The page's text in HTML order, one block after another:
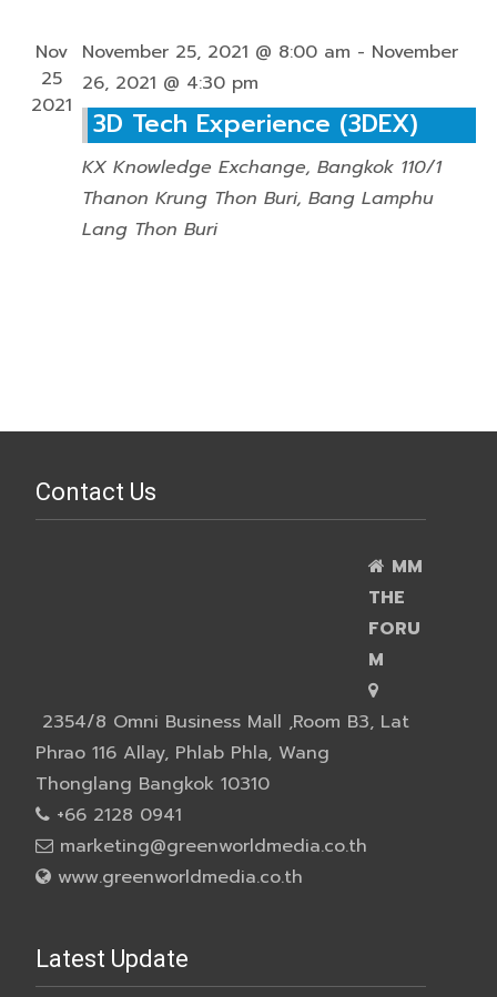
i
e
w
i
a
t
i
o
Nov
25
2021
November 25, 2021 @ 8:00 am - November
26, 2021 @ 4:30 pm
3D Tech Experience (3DEX)
KX Knowledge Exchange, Bangkok 110/1
Thanon Krung Thon Buri, Bang Lamphu
Lang Thon Buri
Contact Us
MM
THE
FORU
M
2354/8 Omni Business Mall ,Room B3, Lat
Phrao 116 Allay, Phlab Phla, Wang
Thonglang Bangkok 10310
+66 2128 0941
marketing@greenworldmedia.co.th
www.greenworldmedia.co.th
Latest Update